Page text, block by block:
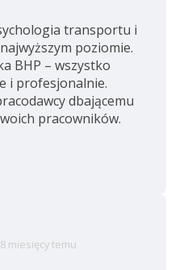
transportu i
poziomie.
BHP – wszystko
i profesjonalnie.
dbającemu
pracowników.
8 miesięcy temu